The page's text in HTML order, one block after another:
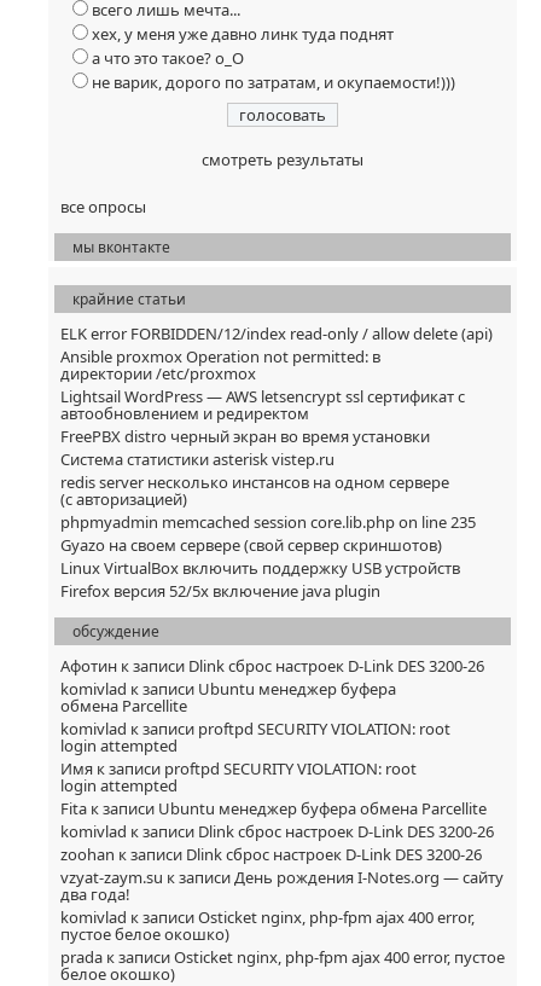
всего лишь мечта...
хех, у меня уже давно линк туда поднят
а что это такое? о_О
не варик, дорого по затратам, и окупаемости!)))
смотреть результаты
все опросы
мы вконтакте
крайние статьи
ELK error FORBIDDEN/12/index read-only / allow delete (api)
Ansible proxmox Operation not permitted: в
директории /etc/proxmox
Lightsail WordPress — AWS letsencrypt ssl сертификат с
автообновлением и редиректом
FreePBX distro черный экран во время установки
Система статистики asterisk vistep.ru
redis server несколько инстансов на одном сервере
(с авторизацией)
phpmyadmin memcached session core.lib.php on line 235
Gyazo на своем сервере (свой сервер скриншотов)
Linux VirtualBox включить поддержку USB устройств
Firefox версия 52/5x включение java plugin
обсуждение
Афотин к записи Dlink сброс настроек D-Link DES 3200-26
komivlad к записи Ubuntu менеджер буфера
обмена Parcellite
komivlad к записи proftpd SECURITY VIOLATION: root
login attempted
Имя к записи proftpd SECURITY VIOLATION: root
login attempted
Fita к записи Ubuntu менеджер буфера обмена Parcellite
komivlad к записи Dlink сброс настроек D-Link DES 3200-26
zoohan к записи Dlink сброс настроек D-Link DES 3200-26
vzyat-zaym.su к записи День рождения I-Notes.org — сайту
два года!
komivlad к записиOsticket nginx, php-fpm ajax 400 error,
пустое белое окошко)
prada к записиOsticket nginx, php-fpm ajax 400 error, пустое
белое окошко)